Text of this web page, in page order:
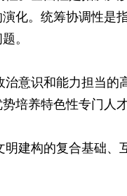
化。统筹协调性是
。
意识和能力担当的
培养特色性专门人才
建构的复合基础、